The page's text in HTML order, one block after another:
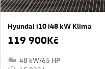
Hyundai i10 i48 kW Klima
119 900Kč
48 kW/65 HP